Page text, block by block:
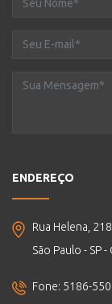
ENDEREÇO
Rua Helena,
São Paulo - SP
Fone: 5186-